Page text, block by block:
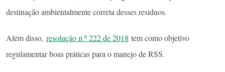
destinação ambientalmente correta desses resíduos.
Além disso, resolução n.º 222 de 2018 tem como objetivo
regulamentar boas práticas para o manejo de RSS.